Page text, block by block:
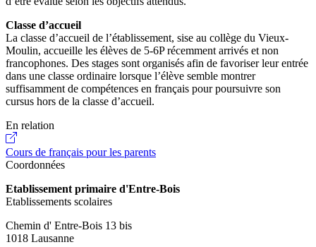
Classe d’accueil
La classe d’accueil de l’établissement, sise au collège du Vieux-
Moulin, accueille les élèves de 5-6P récemment arrivés et non
francophones. Des stages sont organisés afin de favoriser leur entrée
dans une classe ordinaire lorsque l’élève semble montrer
suffisamment de compétences en français pour poursuivre son
cursus hors de la classe d’accueil.
En relation
Cours de français pour les parents
Coordonnées
Etablissement primaire d'Entre-Bois
Etablissements scolaires
Chemin d' Entre-Bois 13 bis
1018 Lausanne